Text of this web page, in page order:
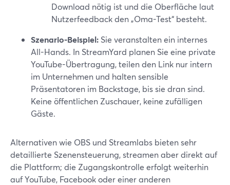
Download nötig ist und die Oberfläche laut
Nutzerfeedback den „Oma-Test“ besteht.
Szenario-Beispiel: Sie veranstalten ein internes
All-Hands. In StreamYard planen Sie eine private
YouTube-Übertragung, teilen den Link nur intern
im Unternehmen und halten sensible
Präsentatoren im Backstage, bis sie dran sind.
Keine öffentlichen Zuschauer, keine zufälligen
Gäste.
Alternativen wie OBS und Streamlabs bieten sehr
detaillierte Szenensteuerung, streamen aber direkt auf
die Plattform; die Zugangskontrolle erfolgt weiterhin
auf YouTube, Facebook oder einer anderen